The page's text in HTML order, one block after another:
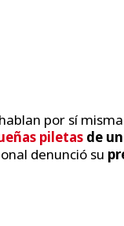
por sí
piletas de
denunció su